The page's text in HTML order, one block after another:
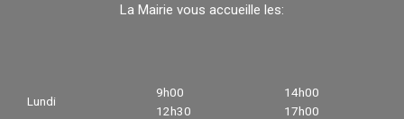
La Mairie vous accueille les:
Lundi
9h00
12h30
14h00
17h00